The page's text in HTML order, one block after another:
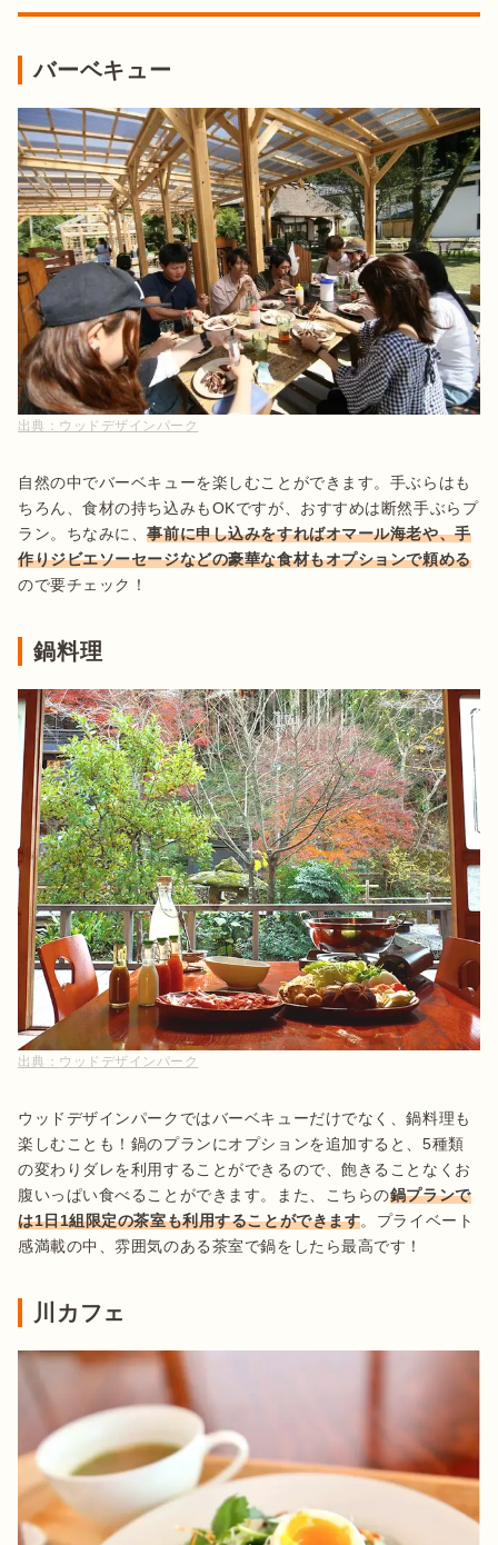
バーベキュー
出典： ウッドデザインパーク
自然の中でバーベキューを楽しむことができます。手ぶらはも
ちろん、食材の持ち込みもOKですが、おすすめは断然手ぶらプ
ラン。ちなみに、事前に申し込みをすればオマール海老や、手
作りジビエソーセージなどの豪華な食材もオプションで頼める
ので要チェック！
鍋料理
出典： ウッドデザインパーク
ウッドデザインパークではバーベキューだけでなく、鍋料理も
楽しむことも！鍋のプランにオプションを追加すると、5種類
の変わりダレを利用することができるので、飽きることなくお
腹いっぱい食べることができます。また、こちらの鍋プランで
は1日1組限定の茶室も利用することができます。プライベート
感満載の中、雰囲気のある茶室で鍋をしたら最高です！
川カフェ